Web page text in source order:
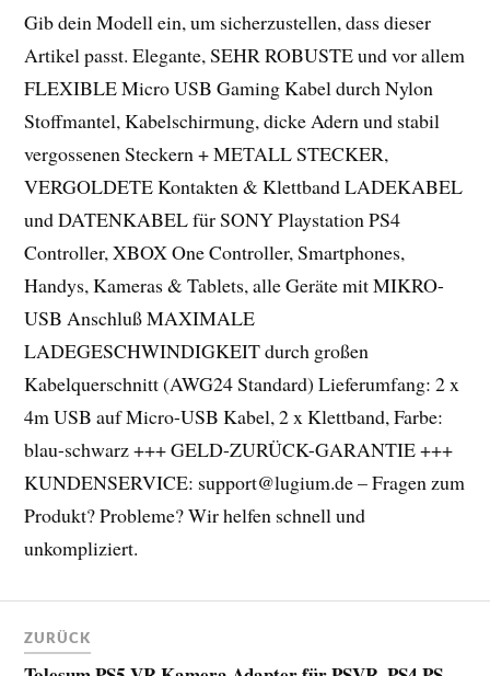
Gib dein Modell ein, um sicherzustellen, dass dieser
Artikel passt. Elegante, SEHR ROBUSTE und vor allem
FLEXIBLE Micro USB Gaming Kabel durch Nylon
Stoffmantel, Kabelschirmung, dicke Adern und stabil
vergossenen Steckern + METALL STECKER,
VERGOLDETE Kontakten & Klettband LADEKABEL
und DATENKABEL für SONY Playstation PS4
Controller, XBOX One Controller, Smartphones,
Handys, Kameras & Tablets, alle Geräte mit MIKRO-
USB Anschluß MAXIMALE
LADEGESCHWINDIGKEIT durch großen
Kabelquerschnitt (AWG24 Standard) Lieferumfang: 2 x
4m USB auf Micro-USB Kabel, 2 x Klettband, Farbe:
blau-schwarz +++ GELD-ZURÜCK-GARANTIE +++
KUNDENSERVICE: support@lugium.de– Fragen zum
Produkt? Probleme? Wir helfen schnell und
unkompliziert.
ZURÜCK